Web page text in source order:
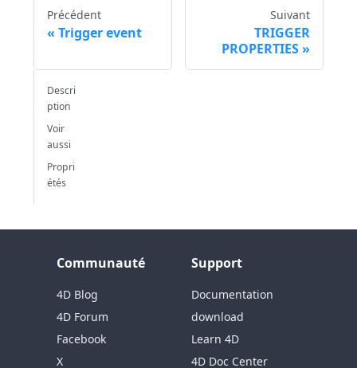
Précédent
Trigger event
Suivant
TRIGGER
PROPERTIES
Descri
ption
Voir
aussi
Propri
étés
Communauté
4D Blog
4D Forum
Facebook
X
Support
Documentation
download
Learn 4D
4D Doc Center